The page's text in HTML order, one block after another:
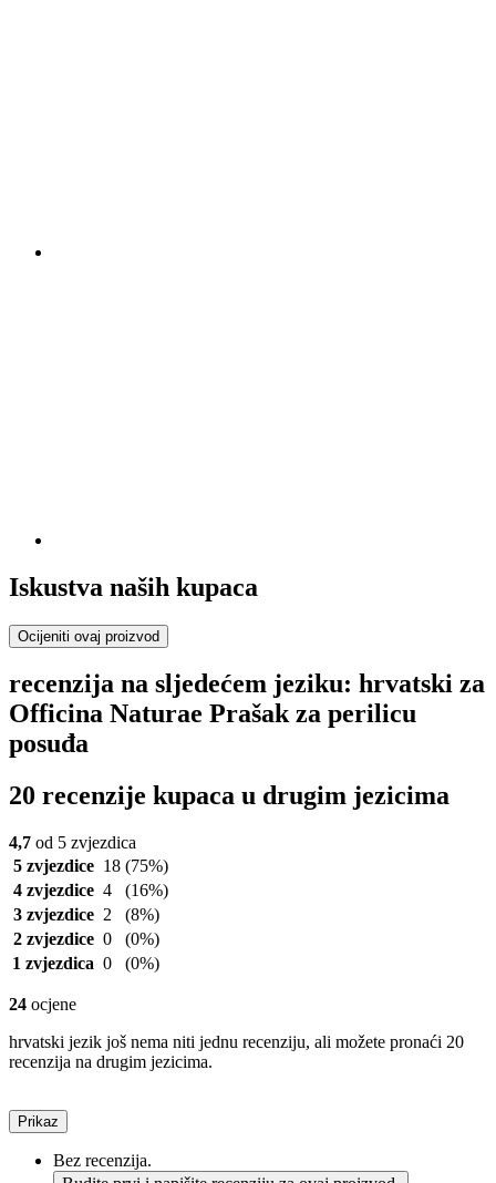
Iskustva naših kupaca
Ocijeniti ovaj proizvod
recenzija na sljedećem jeziku: hrvatski za
Officina Naturae Prašak za perilicu
posuđa
20 recenzije kupaca u drugim jezicima
4,7 od 5 zvjezdica
5 zvjezdice 18 (75%)
4 zvjezdice 4
(16%)
3 zvjezdice 2
(8%)
2 zvjezdice 0
(0%)
1 zvjezdica 0 (0%)
24 ocjene
hrvatski jezik još nema niti jednu recenziju, ali možete pronaći 20
recenzija na drugim jezicima.
Prikaz
Bez recenzija.